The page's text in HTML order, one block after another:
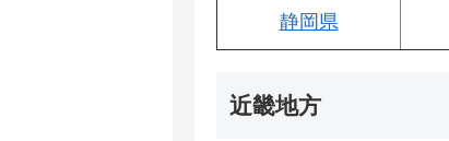
静岡県
近畿地方